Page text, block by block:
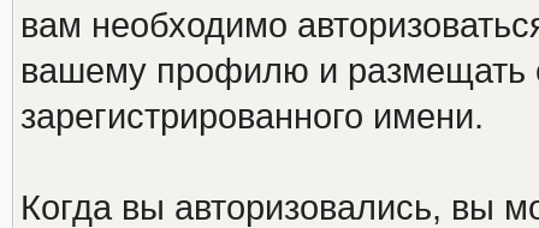
вам необходимо
вашему профилю и размещать
зарегистрированного имени.
Когда вы авторизовались, вы